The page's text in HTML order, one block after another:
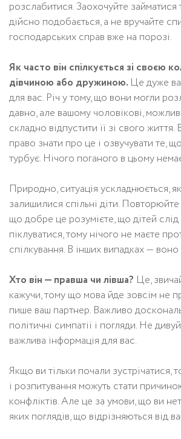
розслабитися. Заохочуйте
дійсно подобається, а не вручайте
господарських справ вже на порозі.
Як часто він спілкується зі своєю
дівчиною або дружиною. Це дуже
для вас. Річ у тому, що вони могли
давно, але вашому чоловікові,
складно відпустити її зі свого
право знати про це і озвучувати те,
турбує. Нічого поганого в цьому
Природно, ситуація ускладнюється,
залишилися спільні діти.
що добре це розумієте, що дітей
піклуватися, тому нічого не маєте
спілкування. В інших випадках —
Хто він — правша чи лівша? Це,
кажучи, тому що мова йде зовсім не
пише ваш партнер. Важливо
політичні симпатії і погляди. Не
важлива інформація для вас.
Якщо ви тільки почали зустрічатися,
і розпитування можуть стати
конфліктів. Але це за умови, що ви
яких поглядів, що відрізняються від